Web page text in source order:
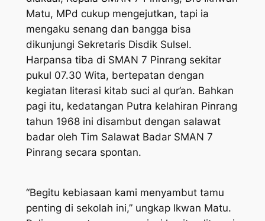
Matu, MPd cukup mengejutkan, tapi ia
mengaku senang dan bangga bisa
dikunjungi Sekretaris Disdik Sulsel.
Harpansa tiba di SMAN 7 Pinrang sekitar
pukul 07.30 Wita, bertepatan dengan
kegiatan literasi kitab suci al qur’an. Bahkan
pagi itu, kedatangan Putra kelahiran Pinrang
tahun 1968 ini disambut dengan salawat
badar oleh Tim Salawat Badar SMAN 7
Pinrang secara spontan.
“Begitu kebiasaan kami menyambut tamu
penting di sekolah ini,” ungkap Ikwan Matu.